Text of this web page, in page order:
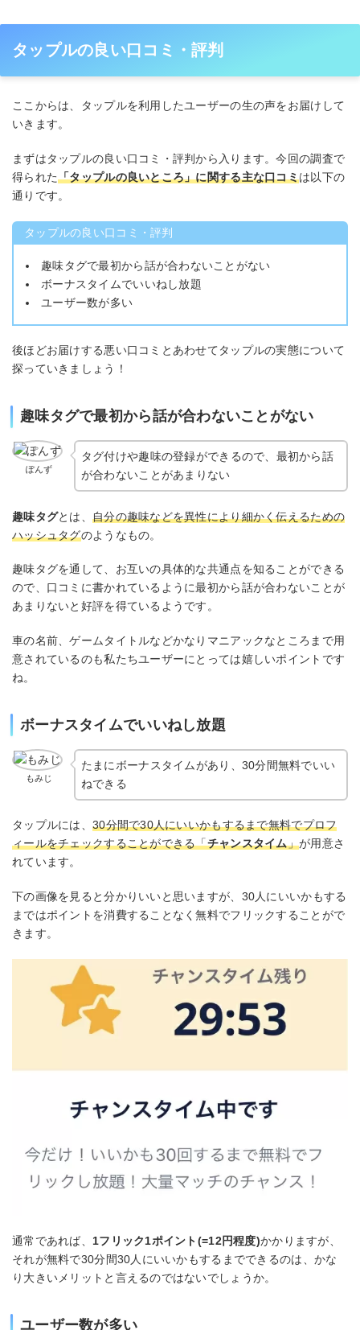
タップルの良い口コミ・評判
ここからは、タップルを利用したユーザーの生の声をお届けして
いきます。
まずはタップルの良い口コミ・評判から入ります。今回の調査で
得られた「タップルの良いところ」に関する主な口コミは以下の
通りです。
タップルの良い口コミ・評判
趣味タグで最初から話が合わないことがない
ボーナスタイムでいいねし放題
ユーザー数が多い
後ほどお届けする悪い口コミとあわせてタップルの実態について
探っていきましょう！
趣味タグで最初から話が合わないことがない
ぽんず
タグ付けや趣味の登録ができるので、最初から話
が合わないことがあまりない
趣味タグとは、 自分の趣味などを異性により細かく伝えるための
ハッシュタグのようなもの。
趣味タグを通して、お互いの具体的な共通点を知ることができる
ので、口コミに書かれているように最初から話が合わないことが
あまりないと好評を得ているようです。
車の名前、ゲームタイトルなどかなりマニアックなところまで用
意されているのも私たちユーザーにとっては嬉しいポイントです
ね。
ボーナスタイムでいいねし放題
もみじ
たまにボーナスタイムがあり、30分間無料でいい
ねできる
タップルには、 30分間で30人にいいかもするまで無料でプロフ
ィールをチェックすることができる「チャンスタイム」が用意さ
れています。
下の画像を見ると分かりいいと思いますが、30人にいいかもする
まではポイントを消費することなく無料でフリックすることがで
きます。
通常であれば、 1フリック1ポイント(=12円程度)かかりますが、
それが無料で30分間30人にいいかもするまでできるのは、かな
り大きいメリットと言えるのではないでしょうか。
ユーザー数が多い